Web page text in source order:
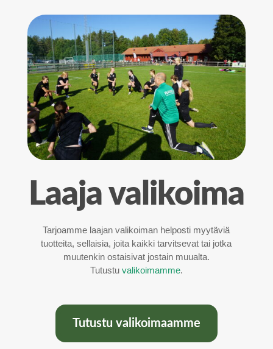
Laaja valikoima
Tarjoamme laajan valikoiman helposti myytäviä
tuotteita, sellaisia, joita kaikki tarvitsevat tai jotka
muutenkin ostaisivat jostain muualta.
Tutustu valikoimamme.
Tutustu valikoimaamme